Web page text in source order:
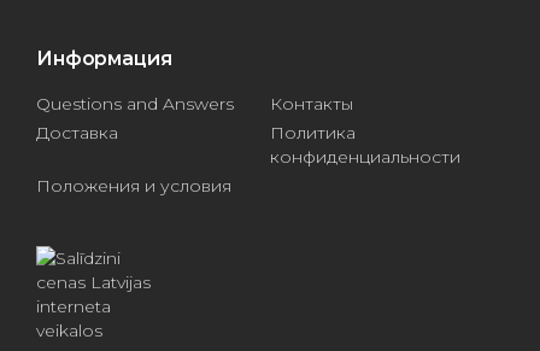
Информация
Questions and Answers
Контакты
Доставка
Политика
конфиденциальности
Положения и условия